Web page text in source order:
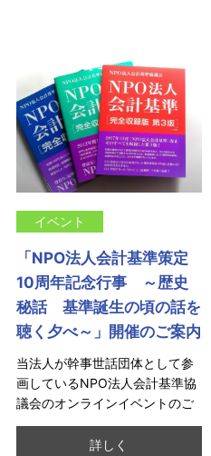
イベント
「NPO法人会計基準策定
10周年記念行事 ～歴史
秘話 基準誕生の頃の話を
聴く夕べ～」開催のご案内
当法人が幹事世話団体として参
画しているNPO法人会計基準協
議会のオンラインイベントのご
案内です。ぜひ、ご参加くださ
詳しく